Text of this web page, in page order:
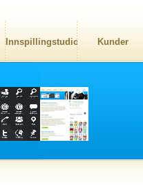
Innspillingstudio Kunder